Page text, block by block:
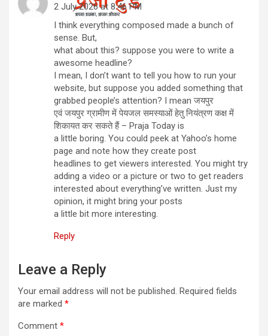
2 July 2026 at 8:46 PM
I think everything composed made a bunch of
sense. But,
what about this? suppose you were to write a
awesome headline?
I mean, I don’t want to tell you how to run your
website, but suppose you added something that
grabbed people’s attention? I mean जयपुर
एवं जयपुर ग्रामीण में पेयजल समस्याओं हेतु नियंत्रण कक्ष में
शिकायत कर सकते हैं – Praja Today is
a little boring. You could peek at Yahoo’s home
page and note how they create post
headlines to get viewers interested. You might try
adding a video or a picture or two to get readers
interested about everything’ve written. Just my
opinion, it might bring your posts
a little bit more interesting.
Reply
Leave a Reply
Your email address will not be published. Required fields
are marked *
Comment *